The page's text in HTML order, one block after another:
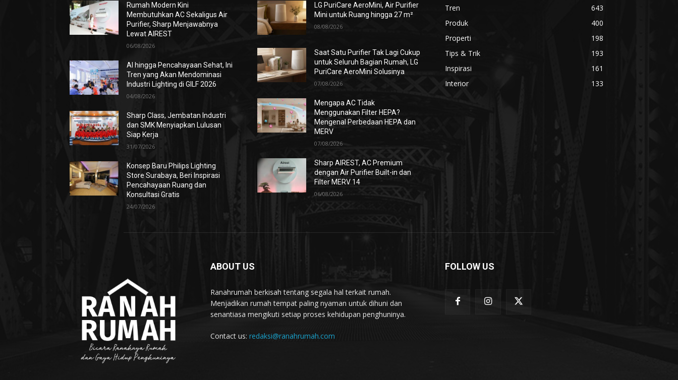
Rumah Modern Kini
Membutuhkan AC Sekaligus Air
Purifier, Sharp Menjawabnya
Lewat AIREST
06/08/2026
AI hingga Pencahayaan Sehat, Ini
Tren yang Akan Mendominasi
Industri Lighting di GILF 2026
04/08/2026
Sharp Class, Jembatan Industri
dan SMK Menyiapkan Lulusan
Siap Kerja
31/07/2026
Konsep Baru Philips Lighting
Store Surabaya, Beri Inspirasi
Pencahayaan Ruang dan
Konsultasi Gratis
24/07/2026
LG PuriCare AeroMini, Air Purifier
Mini untuk Ruang hingga 27 m²
08/08/2026
Saat Satu Purifier Tak Lagi Cukup
untuk Seluruh Bagian Rumah, LG
PuriCare AeroMini Solusinya
07/08/2026
Mengapa AC Tidak
Menggunakan Filter HEPA?
Mengenal Perbedaan HEPA dan
MERV
07/08/2026
Sharp AIREST, AC Premium
dengan Air Purifier Built-in dan
Filter MERV 14
06/08/2026
Tren
643
Produk
400
Properti
198
Tips & Trik
193
Inspirasi
161
Interior
133
ABOUT US
Ranahrumah berkisah tentang segala hal terkait rumah.
Menjadikan rumah tempat paling nyaman untuk dihuni dan
senantiasa mengikuti setiap proses kehidupan penghuninya.
Contact us: redaksi@ranahrumah.com
FOLLOW US